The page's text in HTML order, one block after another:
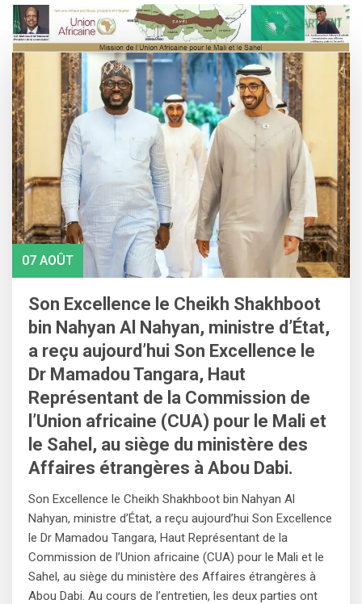
Skip
content
07 AOÛT
Son Excellence le Cheikh Shakhboot
bin Nahyan Al Nahyan, ministre d’État,
a reçu aujourd’hui Son Excellence le
Dr Mamadou Tangara, Haut
Représentant de la Commission de
l’Union africaine (CUA) pour le Mali et
le Sahel, au siège du ministère des
Affaires étrangères à Abou Dabi.
Son Excellence le Cheikh Shakhboot bin Nahyan Al
Nahyan, ministre d’État, a reçu aujourd’hui Son Excellence
le Dr Mamadou Tangara, Haut Représentant de la
Commission de l’Union africaine (CUA) pour le Mali et le
Sahel, au siège du ministère des Affaires étrangères à
Abou Dabi. Au cours de l’entretien, les deux parties ont